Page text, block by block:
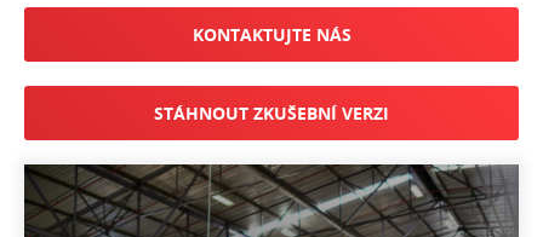
KONTAKTUJTE NÁS
STÁHNOUT ZKUŠEBNÍ VERZI